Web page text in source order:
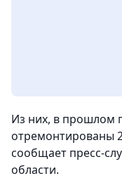
Из них, в прошлом
отремонтированы
сообщает пресс-
области.